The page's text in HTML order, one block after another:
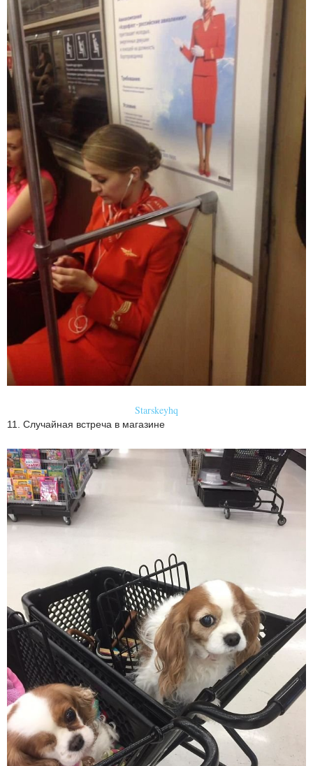
Starskeyhq
11. Случайная встреча в магазине